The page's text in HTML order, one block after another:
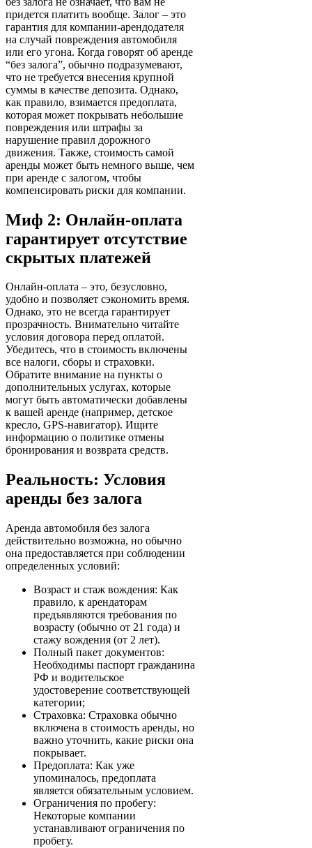
придется платить вообще. Залог – это
гарантия для компании-арендодателя
на случай повреждения автомобиля
или его угона. Когда говорят об аренде
“без залога”, обычно подразумевают,
что не требуется внесения крупной
суммы в качестве депозита. Однако,
как правило, взимается предоплата,
которая может покрывать небольшие
повреждения или штрафы за
нарушение правил дорожного
движения. Также, стоимость самой
аренды может быть немного выше, чем
при аренде с залогом, чтобы
компенсировать риски для компании.
Миф 2: Онлайн-оплата
гарантирует отсутствие
скрытых платежей
Онлайн-оплата – это, безусловно,
удобно и позволяет сэкономить время.
Однако, это не всегда гарантирует
прозрачность. Внимательно читайте
условия договора перед оплатой.
Убедитесь, что в стоимость включены
все налоги, сборы и страховки.
Обратите внимание на пункты о
дополнительных услугах, которые
могут быть автоматически добавлены
к вашей аренде (например, детское
кресло, GPS-навигатор). Ищите
информацию о политике отмены
бронирования и возврата средств.
Реальность: Условия
аренды без залога
Аренда автомобиля без залога
действительно возможна, но обычно
она предоставляется при соблюдении
определенных условий:
Возраст и стаж вождения: Как
правило, к арендаторам
предъявляются требования по
возрасту (обычно от 21 года) и
стажу вождения (от 2 лет).
Полный пакет документов:
Необходимы паспорт гражданина
РФ и водительское
удостоверение соответствующей
категории;
Страховка: Страховка обычно
включена в стоимость аренды, но
важно уточнить, какие риски она
покрывает.
Предоплата: Как уже
упоминалось, предоплата
является обязательным условием.
Ограничения по пробегу:
Некоторые компании
устанавливают ограничения по
пробегу.